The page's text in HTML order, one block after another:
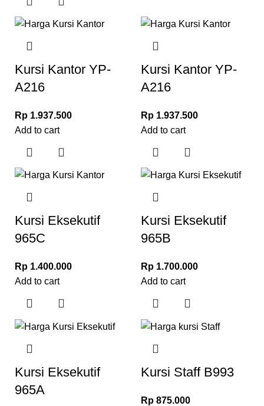
Kursi Kantor YP-
A216
Rp 1.937.500
Add to cart
Kursi Kantor YP-
A216
Rp 1.937.500
Add to cart
Kursi Eksekutif
965C
Rp 1.400.000
Add to cart
Kursi Eksekutif
965B
Rp 1.700.000
Add to cart
Kursi Eksekutif
965A
Kursi Staff B993
Rp 875.000